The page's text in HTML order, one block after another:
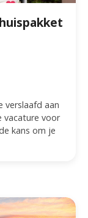
verslaafd aan
vacature voor
kans om je